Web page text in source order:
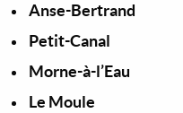
Anse-Bertrand
Petit-Canal
Morne-à-l’Eau
Le Moule